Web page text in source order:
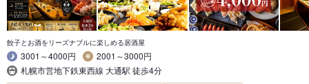
餃子とお酒をリーズナブルに楽しめる居酒屋
3001～4000円
2001～3000円
札幌市営地下鉄東西線 大通駅 徒歩4分